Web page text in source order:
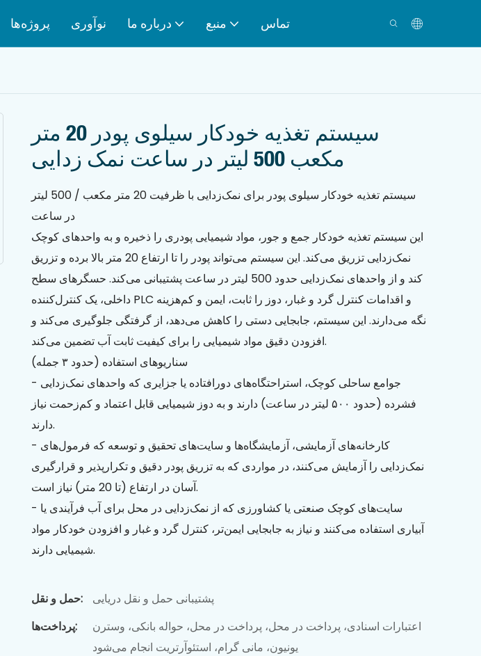
پروژه‌ها نوآوری درباره ما منبع تماس
سیستم تغذیه خودکار سیلوی پودر 20 متر
مکعب 500 لیتر در ساعت نمک زدایی
سیستم تغذیه خودکار سیلوی پودر برای نمک‌زدایی با ظرفیت 20 متر مکعب / 500 لیتر
در ساعت
این سیستم تغذیه خودکار جمع و جور، مواد شیمیایی پودری را ذخیره و به واحدهای کوچک
نمک‌زدایی تزریق می‌کند. این سیستم می‌تواند پودر را تا ارتفاع 20 متر بالا برده و تزریق
کند و از واحدهای نمک‌زدایی حدود 500 لیتر در ساعت پشتیبانی می‌کند. حسگرهای سطح
داخلی، یک کنترل‌کننده PLC و اقدامات کنترل گرد و غبار، دوز را ثابت، ایمن و کم‌هزینه
نگه می‌دارند. این سیستم، جابجایی دستی را کاهش می‌دهد، از گرفتگی جلوگیری می‌کند و
افزودن دقیق مواد شیمیایی را برای کیفیت ثابت آب تضمین می‌کند.
سناریوهای استفاده (حدود ۳ جمله)
- جوامع ساحلی کوچک، استراحتگاه‌های دورافتاده یا جزایری که واحدهای نمک‌زدایی
فشرده (حدود ۵۰۰ لیتر در ساعت) دارند و به دوز شیمیایی قابل اعتماد و کم‌زحمت نیاز
دارند.
- کارخانه‌های آزمایشی، آزمایشگاه‌ها و سایت‌های تحقیق و توسعه که فرمول‌های
نمک‌زدایی را آزمایش می‌کنند، در مواردی که به تزریق پودر دقیق و تکرارپذیر و قرارگیری
آسان در ارتفاع (تا 20 متر) نیاز است.
- سایت‌های کوچک صنعتی یا کشاورزی که از نمک‌زدایی در محل برای آب فرآیندی یا
آبیاری استفاده می‌کنند و نیاز به جابجایی ایمن‌تر، کنترل گرد و غبار و افزودن خودکار مواد
شیمیایی دارند.
حمل و نقل:
پشتیبانی حمل و نقل دریایی
پرداخت‌ها:
اعتبارات اسنادی، پرداخت در محل، پرداخت در محل، حواله بانکی، وسترن
یونیون، مانی گرام، استئوآرتریت انجام می‌شود